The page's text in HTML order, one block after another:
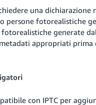
una dichiarazione
persone fotorealistiche
generate
appropriati prima
con IPTC per